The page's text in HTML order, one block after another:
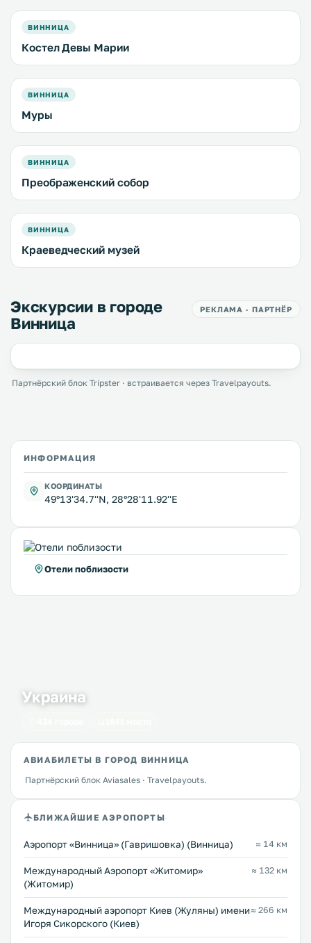
ВИННИЦА
Костел Девы Марии
ВИННИЦА
Муры
ВИННИЦА
Преображенский собор
ВИННИЦА
Краеведческий музей
Экскурсии в городе
Винница
РЕКЛАМА · ПАРТНЁР
Партнёрский блок Tripster · встраивается через Travelpayouts.
ИНФОРМАЦИЯ
КООРДИНАТЫ
49°13'34.7''N, 28°28'11.92''E
Отели поблизости
Украина
АВИАБИЛЕТЫ В ГОРОД ВИННИЦА
Партнёрский блок Aviasales · Travelpayouts.
БЛИЖАЙШИЕ АЭРОПОРТЫ
Аэропорт «Винница» (Гавришовка) (Винница) ≈ 14 км
Международный Аэропорт «Житомир»
(Житомир)
≈ 132 км
Международный аэропорт Киев (Жуляны) имени
Игоря Сикорского (Киев)
≈ 266 км